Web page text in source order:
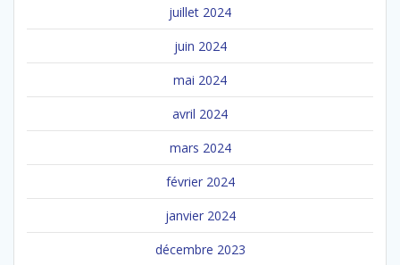
juillet 2024
juin 2024
mai 2024
avril 2024
mars 2024
février 2024
janvier 2024
décembre 2023